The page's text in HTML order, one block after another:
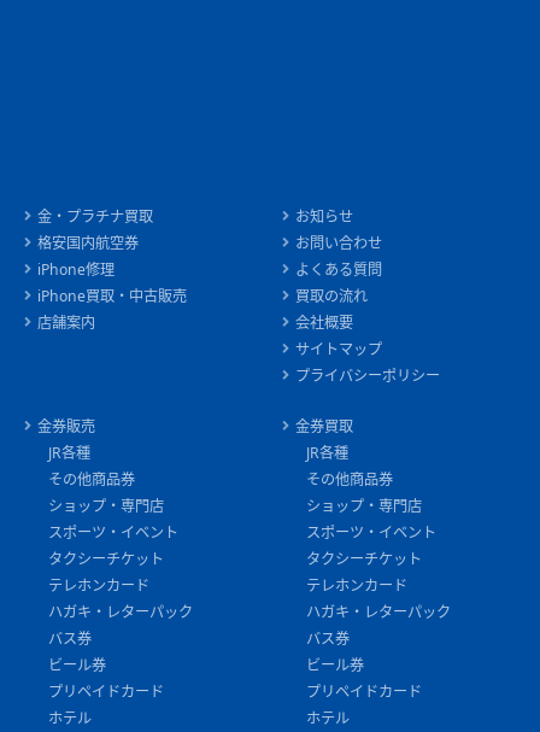
金・プラチナ買取
格安国内航空券
iPhone修理
iPhone買取・中古販売
店舗案内
お知らせ
お問い合わせ
よくある質問
買取の流れ
会社概要
サイトマップ
プライバシーポリシー
金券販売
JR各種
その他商品券
ショップ・専門店
スポーツ・イベント
タクシーチケット
テレホンカード
ハガキ・レターパック
バス券
ビール券
プリペイドカード
ホテル
金券買取
JR各種
その他商品券
ショップ・専門店
スポーツ・イベント
タクシーチケット
テレホンカード
ハガキ・レターパック
バス券
ビール券
プリペイドカード
ホテル